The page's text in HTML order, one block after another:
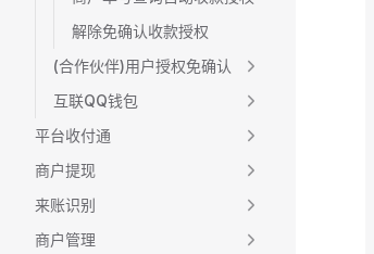
解除免确认收款授权
(合作伙伴)用户授权免确认
互联QQ钱包
平台收付通
商户提现
来账识别
商户管理